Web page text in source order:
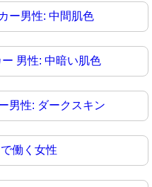
ー男性: 中間肌色
男性: 中暗い肌色
男性: ダークスキン
働く女性